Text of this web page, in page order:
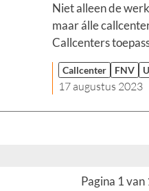
Niet alleen de
maar álle
Callcenters
Callcenter FNV
17 augustus 2023
Pagina 1 van